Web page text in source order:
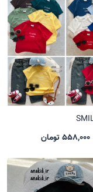
558,000 تومان